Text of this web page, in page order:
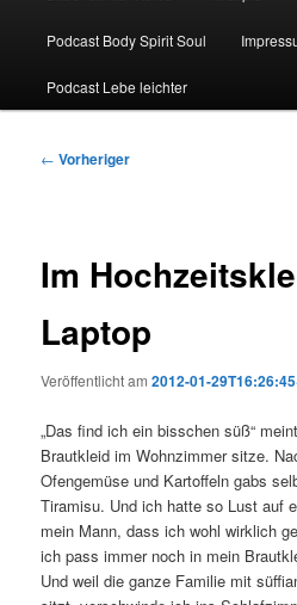
Podcast Body Spirit Soul
Podcast Lebe leichter
Beitragsnavigation
← Vorheriger
Im
Laptop
Veröffentlicht am2012-01-
„Das find ich ein bisschen süß“
Brautkleid im Wohnzimmer sitze.
Ofengemüse und Kartoffeln gabs
Tiramisu. Und ich hatte so Lust auf
mein Mann, dass ich wohl wirklich
ich pass immer noch in mein
Und weil die ganze Familie mit